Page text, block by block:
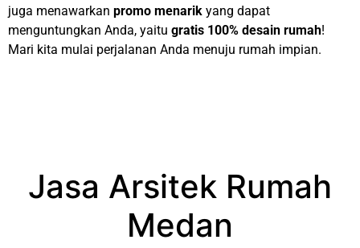
juga menawarkan promo menarik yang dapat
menguntungkan Anda, yaitu gratis 100% desain rumah!
Mari kita mulai perjalanan Anda menuju rumah impian.
Jasa Arsitek Rumah
Medan